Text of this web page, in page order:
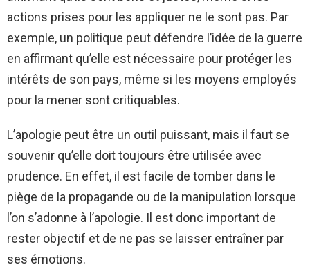
actions prises pour les appliquer ne le sont pas. Par
exemple, un politique peut défendre l’idée de la guerre
en affirmant qu’elle est nécessaire pour protéger les
intérêts de son pays, même si les moyens employés
pour la mener sont critiquables.
L’apologie peut être un outil puissant, mais il faut se
souvenir qu’elle doit toujours être utilisée avec
prudence. En effet, il est facile de tomber dans le
piège de la propagande ou de la manipulation lorsque
l’on s’adonne à l’apologie. Il est donc important de
rester objectif et de ne pas se laisser entraîner par
ses émotions.